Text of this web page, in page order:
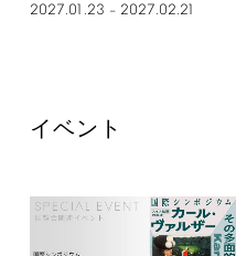
2027.01.23 – 2027.02.21
イベント